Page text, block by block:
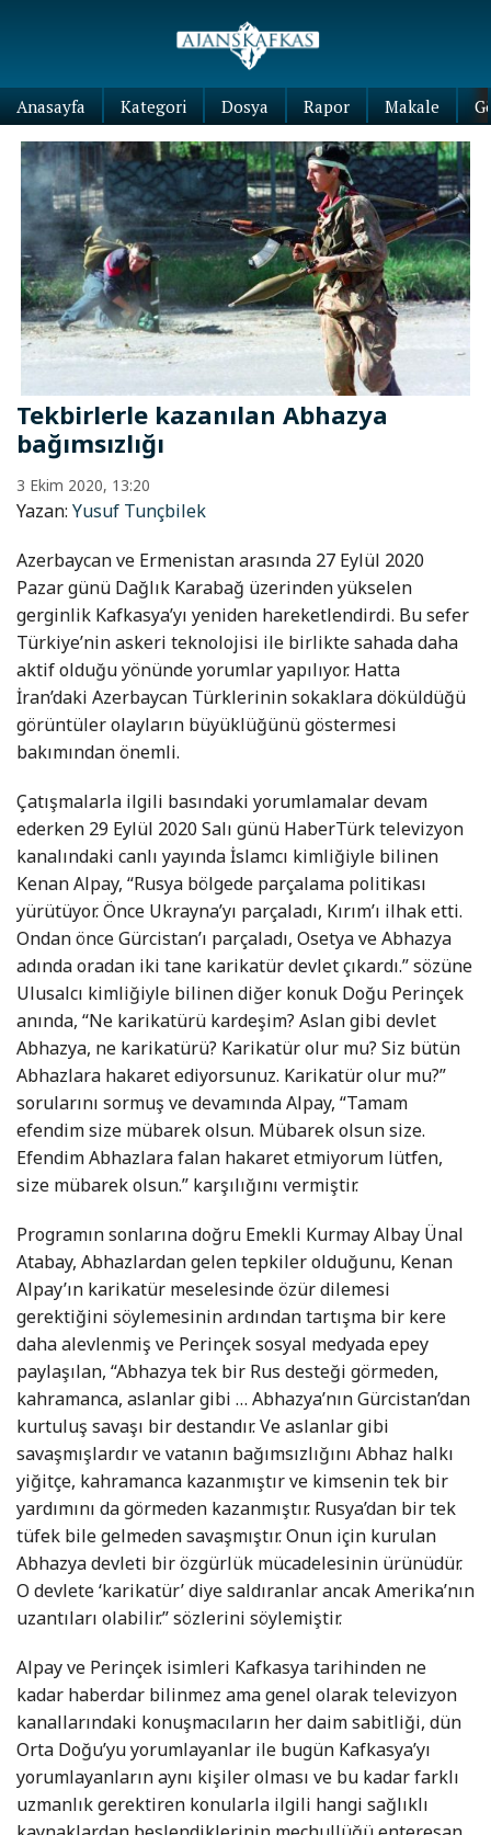
Anasayfa Kategori Dosya Rapor Makale
Tekbirlerle kazanılan Abhazya
bağımsızlığı
3 Ekim 2020, 13:20
Yazan: Yusuf Tunçbilek
Azerbaycan ve Ermenistan arasında 27 Eylül 2020
Pazar günü Dağlık Karabağ üzerinden yükselen
gerginlik Kafkasya’yı yeniden hareketlendirdi. Bu sefer
Türkiye’nin askeri teknolojisi ile birlikte sahada daha
aktif olduğu yönünde yorumlar yapılıyor. Hatta
İran’daki Azerbaycan Türklerinin sokaklara döküldüğü
görüntüler olayların büyüklüğünü göstermesi
bakımından önemli.
Çatışmalarla ilgili basındaki yorumlamalar devam
ederken 29 Eylül 2020 Salı günü HaberTürk televizyon
kanalındaki canlı yayında İslamcı kimliğiyle bilinen
Kenan Alpay, “Rusya bölgede parçalama politikası
yürütüyor. Önce Ukrayna’yı parçaladı, Kırım’ı ilhak etti.
Ondan önce Gürcistan’ı parçaladı, Osetya ve Abhazya
adında oradan iki tane karikatür devlet çıkardı.” sözüne
Ulusalcı kimliğiyle bilinen diğer konuk Doğu Perinçek
anında, “Ne karikatürü kardeşim? Aslan gibi devlet
Abhazya, ne karikatürü? Karikatür olur mu? Siz bütün
Abhazlara hakaret ediyorsunuz. Karikatür olur mu?”
sorularını sormuş ve devamında Alpay, “Tamam
efendim size mübarek olsun. Mübarek olsun size.
Efendim Abhazlara falan hakaret etmiyorum lütfen,
size mübarek olsun.” karşılığını vermiştir.
Programın sonlarına doğru Emekli Kurmay Albay Ünal
Atabay, Abhazlardan gelen tepkiler olduğunu, Kenan
Alpay’ın karikatür meselesinde özür dilemesi
gerektiğini söylemesinin ardından tartışma bir kere
daha alevlenmiş ve Perinçek sosyal medyada epey
paylaşılan, “Abhazya tek bir Rus desteği görmeden,
kahramanca, aslanlar gibi … Abhazya’nın Gürcistan’dan
kurtuluş savaşı bir destandır. Ve aslanlar gibi
savaşmışlardır ve vatanın bağımsızlığını Abhaz halkı
yiğitçe, kahramanca kazanmıştır ve kimsenin tek bir
yardımını da görmeden kazanmıştır. Rusya’dan bir tek
tüfek bile gelmeden savaşmıştır. Onun için kurulan
Abhazya devleti bir özgürlük mücadelesinin ürünüdür.
O devlete ‘karikatür’ diye saldıranlar ancak Amerika’nın
uzantıları olabilir.” sözlerini söylemiştir.
Alpay ve Perinçek isimleri Kafkasya tarihinden ne
kadar haberdar bilinmez ama genel olarak televizyon
kanallarındaki konuşmacıların her daim sabitliği, dün
Orta Doğu’yu yorumlayanlar ile bugün Kafkasya’yı
yorumlayanların aynı kişiler olması ve bu kadar farklı
uzmanlık gerektiren konularla ilgili hangi sağlıklı